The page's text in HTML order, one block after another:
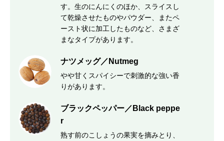
す。生のにんにくのほか、スライスし
て乾燥させたものやパウダー、またペ
ースト状に加工したものなど、さまざ
まなタイプがあります。
ナツメッグ／Nutmeg
やや甘くスパイシーで刺激的な強い香
りがあります。
ブラックペッパー／Black peppe
r
熟す前のこしょうの果実を摘みとり、